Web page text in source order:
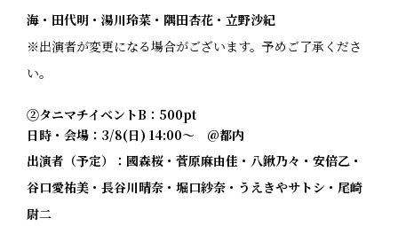
海・田代明・湯川玲菜・隅田杏花・立野沙紀
※出演者が変更になる場合がございます。予めご了承くださ
い。
②タニマチイベントB：500pt
日時・会場：3/8(日) 14:00～ @都内
出演者（予定）：國森桜・菅原麻由佳・八鍬乃々・安倍乙・
谷口愛祐美・長谷川晴奈・堀口紗奈・うえきやサトシ・尾崎
尉二